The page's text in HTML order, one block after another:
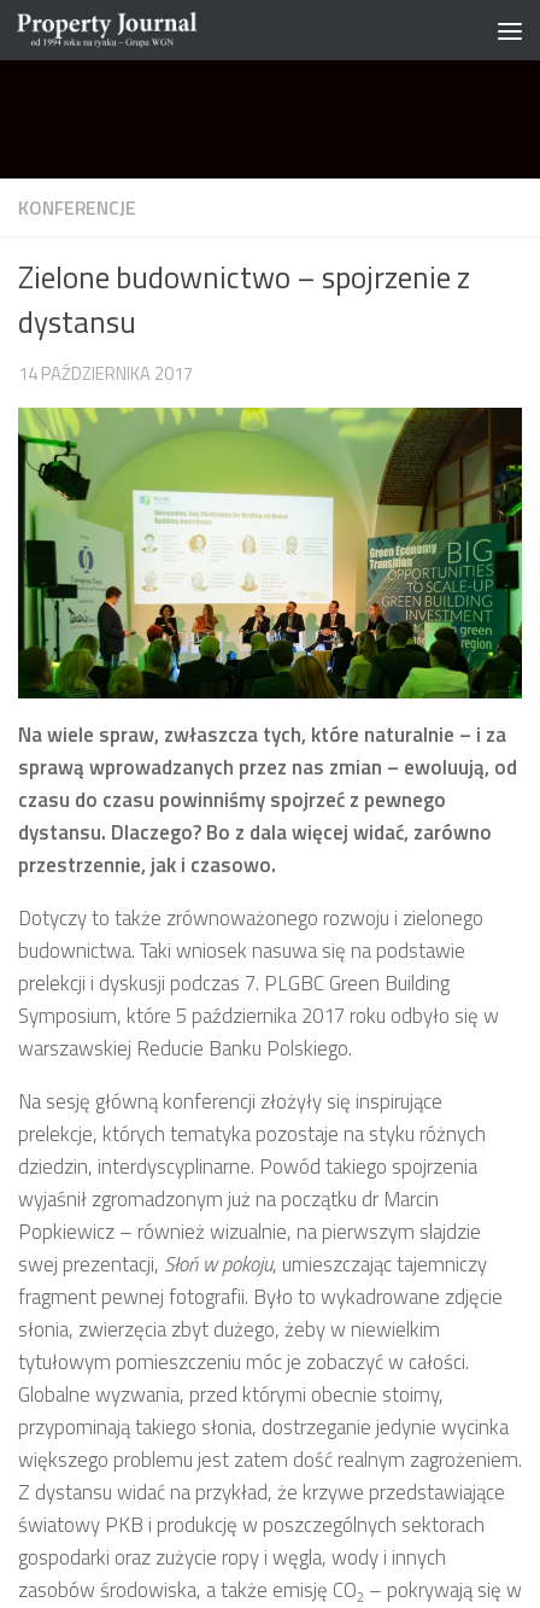
Skip to content
KONFERENCJE
Zielone budownictwo – spojrzenie z
dystansu
14 PAŹDZIERNIKA 2017
Na wiele spraw, zwłaszcza tych, które naturalnie – i za
sprawą wprowadzanych przez nas zmian – ewoluują, od
czasu do czasu powinniśmy spojrzeć z pewnego
dystansu. Dlaczego? Bo z dala więcej widać, zarówno
przestrzennie, jak i czasowo.
Dotyczy to także zrównoważonego rozwoju i zielonego
budownictwa. Taki wniosek nasuwa się na podstawie
prelekcji i dyskusji podczas 7. PLGBC Green Building
Symposium, które 5 października 2017 roku odbyło się w
warszawskiej Reducie Banku Polskiego.
Na sesję główną konferencji złożyły się inspirujące
prelekcje, których tematyka pozostaje na styku różnych
dziedzin, interdyscyplinarne. Powód takiego spojrzenia
wyjaśnił zgromadzonym już na początku dr Marcin
Popkiewicz – również wizualnie, na pierwszym slajdzie
swej prezentacji, Słoń w pokoju, umieszczając tajemniczy
fragment pewnej fotografii. Było to wykadrowane zdjęcie
słonia, zwierzęcia zbyt dużego, żeby w niewielkim
tytułowym pomieszczeniu móc je zobaczyć w całości.
Globalne wyzwania, przed którymi obecnie stoimy,
przypominają takiego słonia, dostrzeganie jedynie wycinka
większego problemu jest zatem dość realnym zagrożeniem.
Z dystansu widać na przykład, że krzywe przedstawiające
światowy PKB i produkcję w poszczególnych sektorach
gospodarki oraz zużycie ropy i węgla, wody i innych
zasobów środowiska, a także emisję CO2 – pokrywają się w